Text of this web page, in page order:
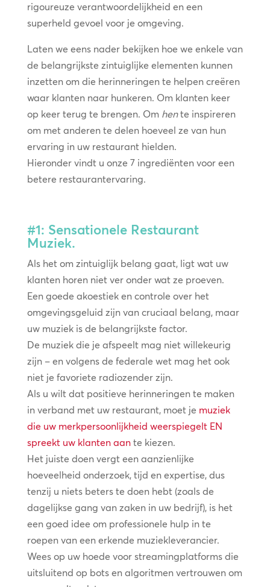
rigoureuze verantwoordelijkheid en een
superheld gevoel voor je omgeving.
Laten we eens nader bekijken hoe we enkele van
de belangrijkste zintuiglijke elementen kunnen
inzetten om die herinneringen te helpen creëren
waar klanten naar hunkeren. Om klanten keer
op keer terug te brengen. Om hente inspireren
om met anderen te delen hoeveel ze van hun
ervaring in uw restaurant hielden.
Hieronder vindt u onze 7 ingrediënten voor een
betere restaurantervaring.
#1: Sensationele Restaurant
Muziek.
Als het om zintuiglijk belang gaat, ligt wat uw
klanten horen niet ver onder wat ze proeven.
Een goede akoestiek en controle over het
omgevingsgeluid zijn van cruciaal belang, maar
uw muziek is de belangrijkste factor.
De muziek die je afspeelt mag niet willekeurig
zijn – en volgens de federale wet mag het ook
niet je favoriete radiozender zijn.
Als u wilt dat positieve herinneringen te maken
in verband met uw restaurant, moet je muziek
die uw merkpersoonlijkheid weerspiegelt EN
spreekt uw klanten aante kiezen.
Het juiste doen vergt een aanzienlijke
hoeveelheid onderzoek, tijd en expertise, dus
tenzij u niets beters te doen hebt (zoals de
dagelijkse gang van zaken in uw bedrijf), is het
een goed idee om professionele hulp in te
roepen van een erkende muziekleverancier.
Wees op uw hoede voor streamingplatforms die
uitsluitend op bots en algoritmen vertrouwen om